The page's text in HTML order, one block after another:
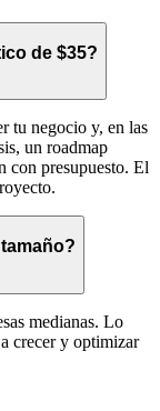
de $35?
tu negocio y, en las
un roadmap
con presupuesto. El
medianas. Lo
crecer y optimizar